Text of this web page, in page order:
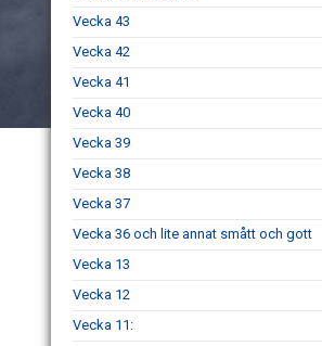
Vecka 43
Vecka 42
Vecka 41
Vecka 40
Vecka 39
Vecka 38
Vecka 37
Vecka 36 och lite annat smått och gott
Vecka 13
Vecka 12
Vecka 11: